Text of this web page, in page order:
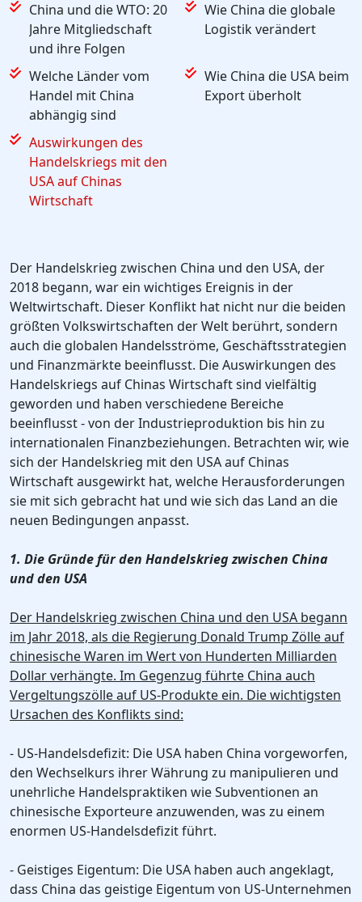
China und die WTO: 20
Jahre Mitgliedschaft
und ihre Folgen
Wie China die globale
Logistik verändert
Welche Länder vom
Handel mit China
abhängig sind
Wie China die USA beim
Export überholt
Auswirkungen des
Handelskriegs mit den
USA auf Chinas
Wirtschaft
Der Handelskrieg zwischen China und den USA, der
2018 begann, war ein wichtiges Ereignis in der
Weltwirtschaft. Dieser Konflikt hat nicht nur die beiden
größten Volkswirtschaften der Welt berührt, sondern
auch die globalen Handelsströme, Geschäftsstrategien
und Finanzmärkte beeinflusst. Die Auswirkungen des
Handelskriegs auf Chinas Wirtschaft sind vielfältig
geworden und haben verschiedene Bereiche
beeinflusst - von der Industrieproduktion bis hin zu
internationalen Finanzbeziehungen. Betrachten wir, wie
sich der Handelskrieg mit den USA auf Chinas
Wirtschaft ausgewirkt hat, welche Herausforderungen
sie mit sich gebracht hat und wie sich das Land an die
neuen Bedingungen anpasst.
1. Die Gründe für den Handelskrieg zwischen China
und den USA
Der Handelskrieg zwischen China und den USA begann
im Jahr 2018, als die Regierung Donald Trump Zölle auf
chinesische Waren im Wert von Hunderten Milliarden
Dollar verhängte. Im Gegenzug führte China auch
Vergeltungszölle auf US-Produkte ein. Die wichtigsten
Ursachen des Konflikts sind:
- US-Handelsdefizit: Die USA haben China vorgeworfen,
den Wechselkurs ihrer Währung zu manipulieren und
unehrliche Handelspraktiken wie Subventionen an
chinesische Exporteure anzuwenden, was zu einem
enormen US-Handelsdefizit führt.
- Geistiges Eigentum: Die USA haben auch angeklagt,
dass China das geistige Eigentum von US-Unternehmen